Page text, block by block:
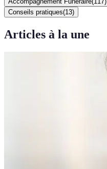
Conseils pratiques(13)
Articles à la une